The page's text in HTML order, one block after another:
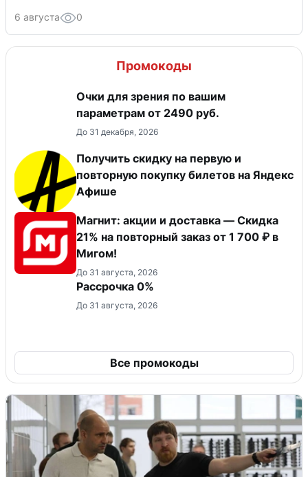
6 августа 0
Промокоды
Очки для зрения по вашим
параметрам от 2490 руб.
До 31 декабря, 2026
Получить скидку на первую и
повторную покупку билетов на Яндекс
Афише
Магнит: акции и доставка — Скидка
21% на повторный заказ от 1 700 ₽ в
Мигом!
До 31 августа, 2026
Рассрочка 0%
До 31 августа, 2026
Все промокоды